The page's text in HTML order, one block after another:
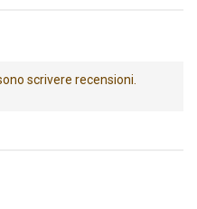
scrivere recensioni.